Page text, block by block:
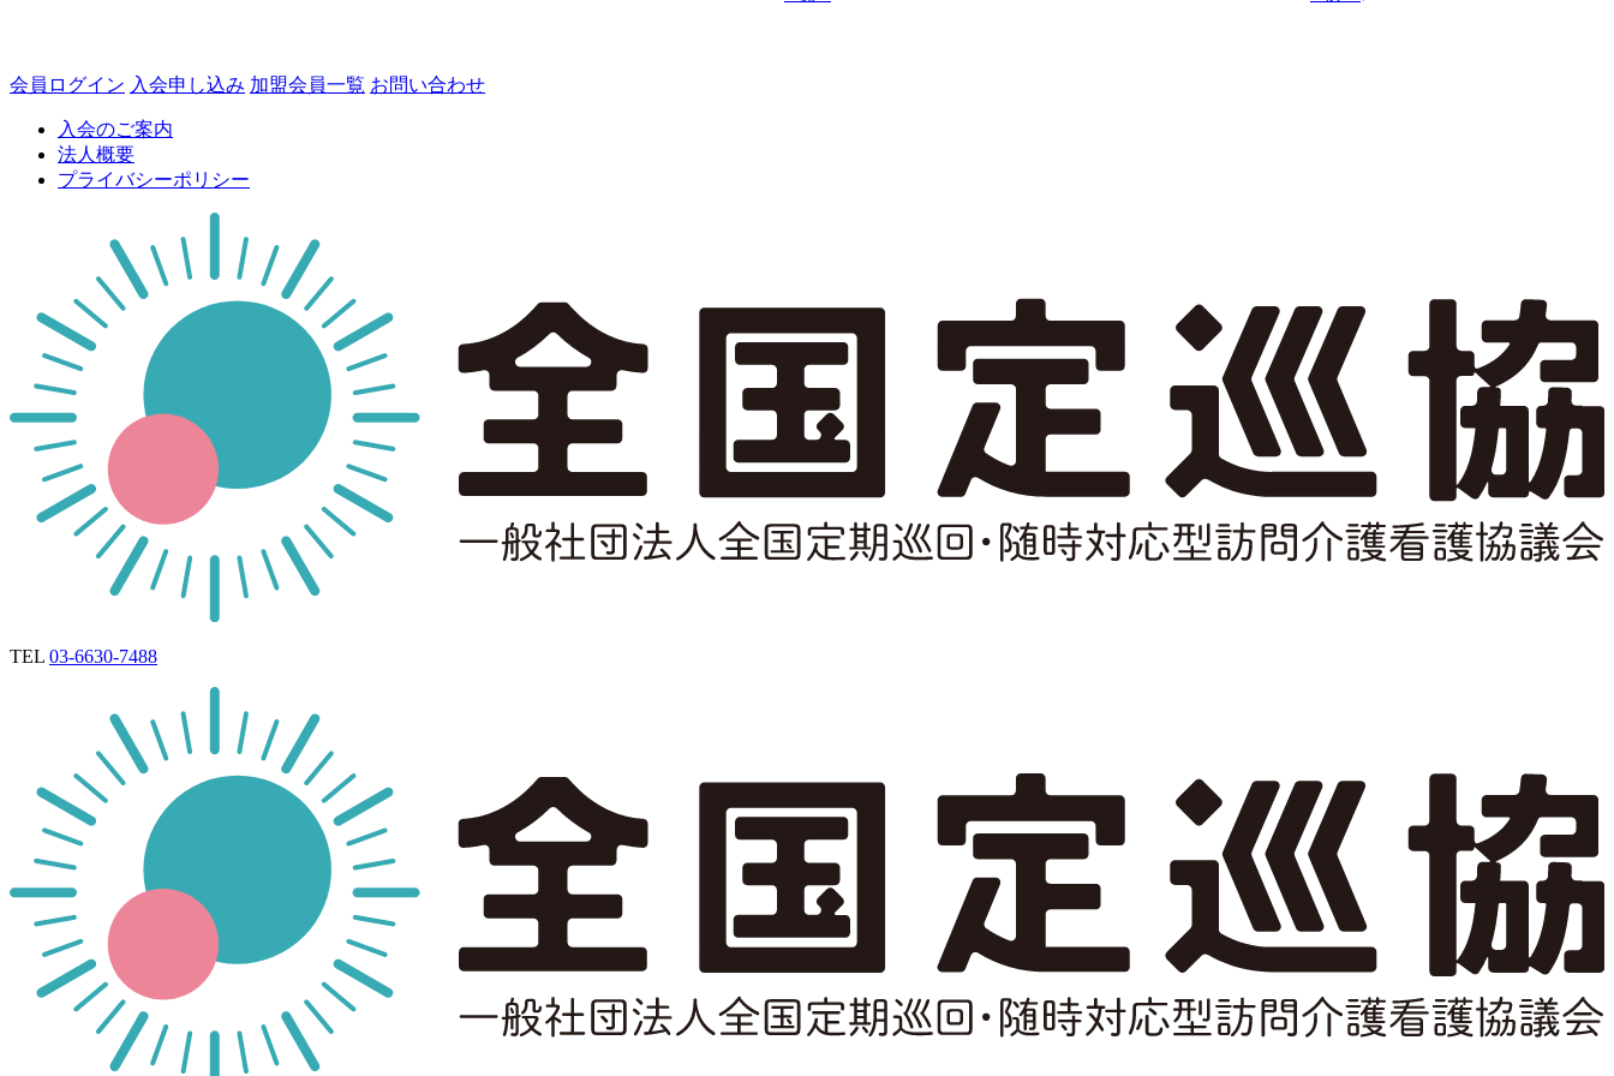
会員ログイン 入会申し込み 加盟会員一覧 お問い合わせ
入会のご案内
法人概要
プライバシーポリシー
TEL 03-6630-7488